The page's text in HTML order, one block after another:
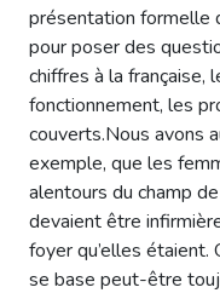
présentation formelle
pour poser des
chiffres à la française,
fonctionnement, les
couverts.Nous avons
exemple, que les
alentours du champ
devaient être
foyer qu’elles étaient.
se base peut-être